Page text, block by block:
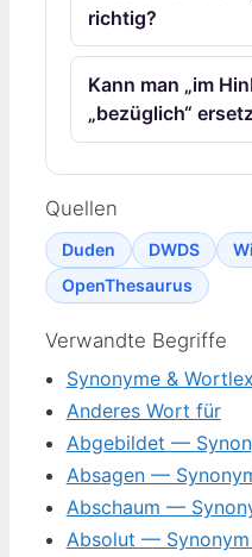
richtig?
Kann man „im
„bezüglich“
Quellen
Duden DWDS
OpenThesaurus
Verwandte Begriffe
Synonyme &
Anderes Wort für
Abgebildet —
Absagen —
Abschaum —
Absolut —